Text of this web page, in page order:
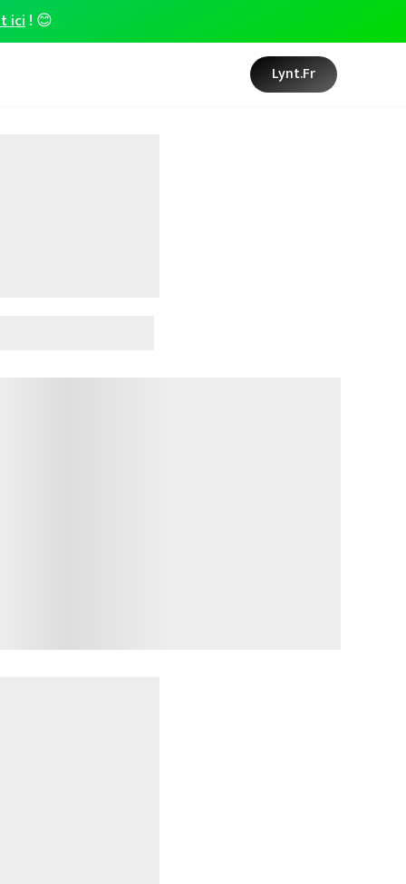
ici! 😊
Lynt.fr